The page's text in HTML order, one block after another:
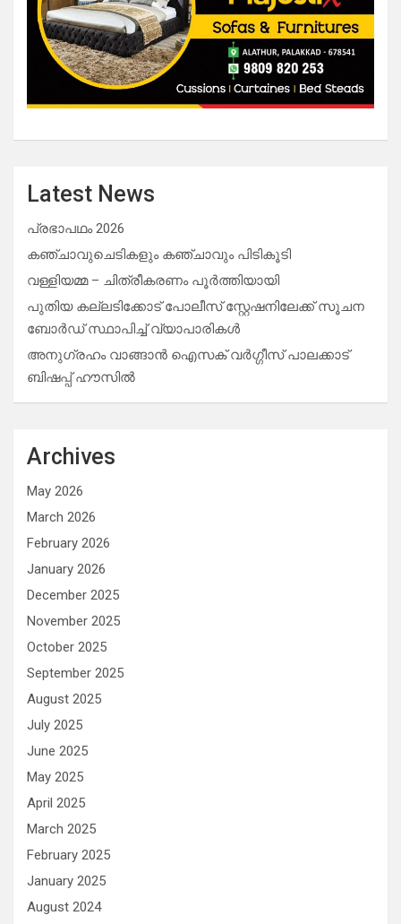
Latest News
പ്രഭാപഥം 2026
കഞ്ചാവുചെടികളും കഞ്ചാവും പിടികൂടി
വള്ളിയമ്മ – ചിത്രീകരണം പൂർത്തിയായി
പുതിയ കല്ലടിക്കോട് പോലീസ് സ്റ്റേഷനിലേക്ക് സൂചന
ബോർഡ് സ്ഥാപിച്ച് വ്യാപാരികൾ
അനുഗ്രഹം വാങ്ങാൻ ഐസക് വര്‍ഗ്ഗീസ് പാലക്കാട്
ബിഷപ്പ് ഹൗസില്‍
Archives
May 2026
March 2026
February 2026
January 2026
December 2025
November 2025
October 2025
September 2025
August 2025
July 2025
June 2025
May 2025
April 2025
March 2025
February 2025
January 2025
August 2024